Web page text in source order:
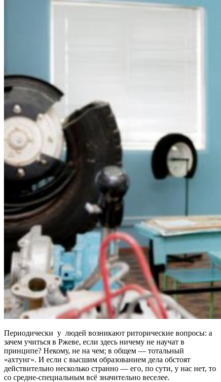
Периодически у людей возникают риторические вопросы: а
зачем учиться в Ржеве, если здесь ничему не научат в
принципе? Некому, не на чем; в общем — тотальный
«ахтунг». И если с высшим образованием дела обстоят
действительно несколько странно — его, по сути, у нас нет, то
со средне-специальным всё значительно веселее.